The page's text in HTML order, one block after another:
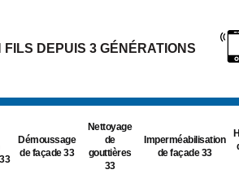
DEPUIS 3 GÉNÉRATIONS
Démoussage
de façade 33
Nettoyage
de
gouttières
33
Imperméabilisation
de façade 33